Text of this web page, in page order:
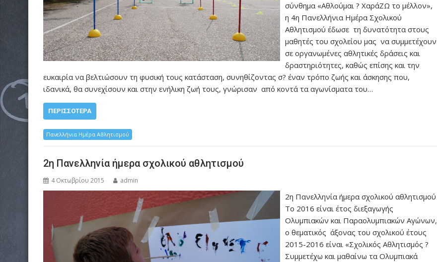
σύνθημα «Αθλούμαι ? ΧαράΖΩ το μέλλον»,
η 4η Πανελλήνια Ημέρα Σχολικού
Αθλητισμού έδωσε τη δυνατότητα στους
μαθητές του σχολείου μας να συμμετέχουν
σε οργανωμένες αθλητικές δράσεις και
δραστηριότητες, καθώς επίσης και την
ευκαιρία να βελτιώσουν τη φυσική τους κατάσταση, συνηθίζοντας σ? έναν τρόπο ζωής και άσκησης που,
ιδανικά, θα συνεχίσουν και στην ενήλικη ζωή τους, γνώρισαν από κοντά τα αγωνίσματα του…
ΠΕΡΙΣΣΌΤΕΡΑ
Πανελλήνια Ημέρα Αθλητισμού
2η Πανελληνία ήμερα σχολικού αθλητισμού
4 Οκτωβρίου 2015 admin
2η Πανελληνία ήμερα σχολικού αθλητισμού
Το 2016 είναι έτος διεξαγωγής
Ολυμπιακών και Παραολυμπιακών Αγώνων,
ο θεματικός άξονας του σχολικού έτους
2015-2016 είναι «Σχολικός Αθλητισμός ?
Συμμετέχω και μαθαίνω τα Ολυμπιακά